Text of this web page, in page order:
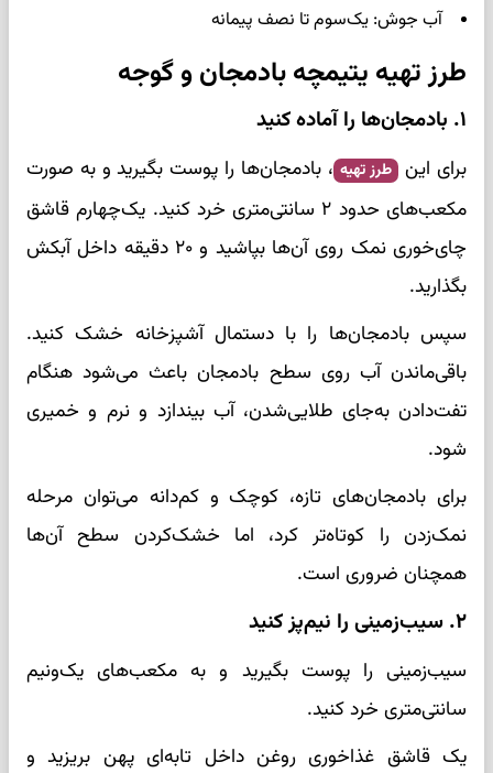
آب جوش: یک‌سوم تا نصف پیمانه
طرز تهیه یتیمچه بادمجان و گوجه
۱. بادمجان‌ها را آماده کنید
برای این طرز تهیه ، بادمجان‌ها را پوست بگیرید و به صورت
مکعب‌های حدود ۲ سانتی‌متری خرد کنید. یک‌چهارم قاشق
چای‌خوری نمک روی آن‌ها بپاشید و ۲۰ دقیقه داخل آبکش
بگذارید.
سپس بادمجان‌ها را با دستمال آشپزخانه خشک کنید.
باقی‌ماندن آب روی سطح بادمجان باعث می‌شود هنگام
تفت‌دادن به‌جای طلایی‌شدن، آب بیندازد و نرم و خمیری
شود.
برای بادمجان‌های تازه، کوچک و کم‌دانه می‌توان مرحله
نمک‌زدن را کوتاه‌تر کرد، اما خشک‌کردن سطح آن‌ها
همچنان ضروری است.
۲. سیب‌زمینی را نیم‌پز کنید
سیب‌زمینی را پوست بگیرید و به مکعب‌های یک‌ونیم
سانتی‌متری خرد کنید.
یک قاشق غذاخوری روغن داخل تابه‌ای پهن بریزید و